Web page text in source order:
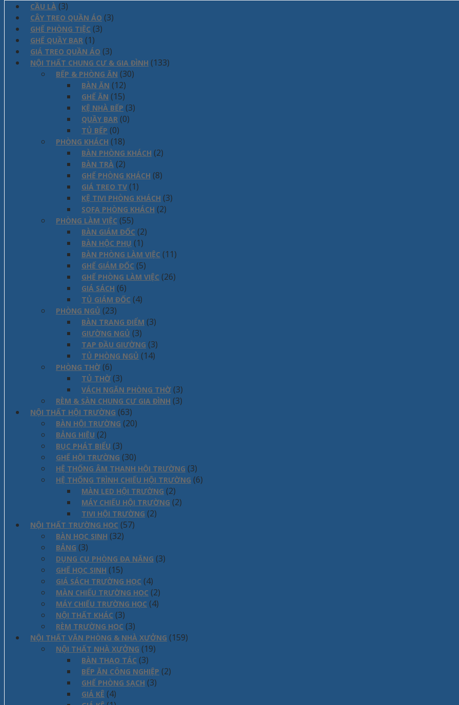
CẦU LÀ (3)
CÂY TREO QUẦN ÁO (3)
GHẾ PHÒNG TIỆC (3)
GHẾ QUẦY BAR (1)
GIÁ TREO QUẦN ÁO (3)
NỘI THẤT CHUNG CƯ & GIA ĐÌNH (133)
BẾP & PHÒNG ĂN (30)
BÀN ĂN (12)
GHẾ ĂN (15)
KỆ NHÀ BẾP (3)
QUẦY BAR (0)
TỦ BẾP (0)
PHÒNG KHÁCH (18)
BÀN PHÒNG KHÁCH (2)
BÀN TRÀ (2)
GHẾ PHÒNG KHÁCH (8)
GIÁ TREO TV (1)
KỆ TIVI PHÒNG KHÁCH (3)
SOFA PHÒNG KHÁCH (2)
PHÒNG LÀM VIỆC (55)
BÀN GIÁM ĐỐC (2)
BÀN HỘC PHỤ (1)
BÀN PHÒNG LÀM VIỆC (11)
GHẾ GIÁM ĐỐC (5)
GHẾ PHÒNG LÀM VIỆC (26)
GIÁ SÁCH (6)
TỦ GIÁM ĐỐC (4)
PHÒNG NGỦ (23)
BÀN TRANG ĐIỂM (3)
GIƯỜNG NGỦ (3)
TAP ĐẦU GIƯỜNG (3)
TỦ PHÒNG NGỦ (14)
PHÒNG THỜ (6)
TỦ THỜ (3)
VÁCH NGĂN PHÒNG THỜ (3)
RÈM & SÀN CHUNG CƯ GIA ĐÌNH (3)
NỘI THẤT HỘI TRƯỜNG (63)
BÀN HỘI TRƯỜNG (20)
BẢNG HIỆU (2)
BỤC PHÁT BIỂU (3)
GHẾ HỘI TRƯỜNG (30)
HỆ THỐNG ÂM THANH HỘI TRƯỜNG (3)
HỆ THỐNG TRÌNH CHIẾU HỘI TRƯỜNG (6)
MÀN LED HỘI TRƯỜNG (2)
MÁY CHIẾU HỘI TRƯỜNG (2)
TIVI HỘI TRƯỜNG (2)
NỘI THẤT TRƯỜNG HỌC (57)
BÀN HỌC SINH (32)
BẢNG (3)
DỤNG CỤ PHÒNG ĐA NĂNG (3)
GHẾ HỌC SINH (15)
GIÁ SÁCH TRƯỜNG HỌC (4)
MÀN CHIẾU TRƯỜNG HỌC (2)
MÁY CHIẾU TRƯỜNG HỌC (4)
NỘI THẤT KHÁC (3)
RÈM TRƯỜNG HỌC (3)
NỘI THẤT VĂN PHÒNG & NHÀ XƯỞNG (159)
NỘI THẤT NHÀ XƯỞNG (19)
BÀN THAO TÁC (3)
BẾP ĂN CÔNG NGHIỆP (2)
GHẾ PHÒNG SẠCH (3)
GIÁ KÊ (4)